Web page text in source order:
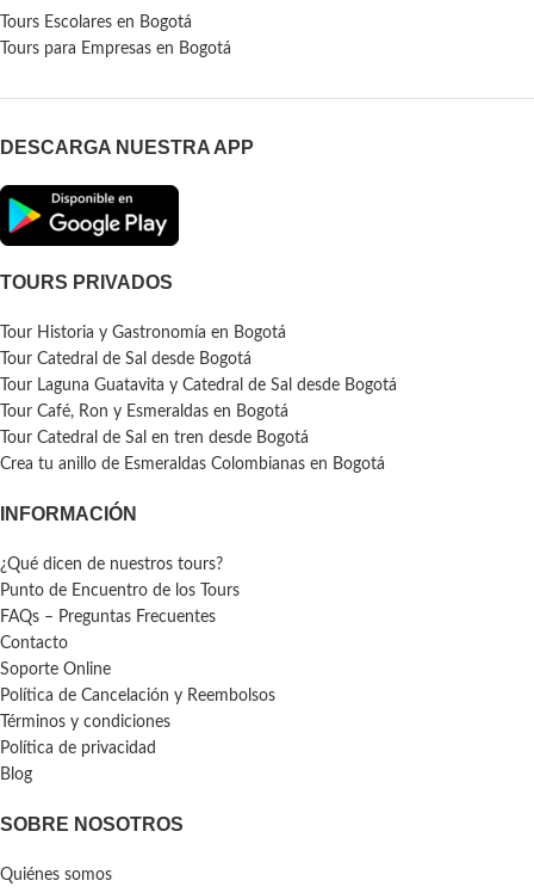
Tours Escolares en Bogotá
Tours para Empresas en Bogotá
DESCARGA NUESTRA APP
TOURS PRIVADOS
Tour Historia y Gastronomía en Bogotá
Tour Catedral de Sal desde Bogotá
Tour Laguna Guatavita y Catedral de Sal desde Bogotá
Tour Café, Ron y Esmeraldas en Bogotá
Tour Catedral de Sal en tren desde Bogotá
Crea tu anillo de Esmeraldas Colombianas en Bogotá
INFORMACIÓN
¿Qué dicen de nuestros tours?
Punto de Encuentro de los Tours
FAQs – Preguntas Frecuentes
Contacto
Soporte Online
Política de Cancelación y Reembolsos
Términos y condiciones
Política de privacidad
Blog
SOBRE NOSOTROS
Quiénes somos